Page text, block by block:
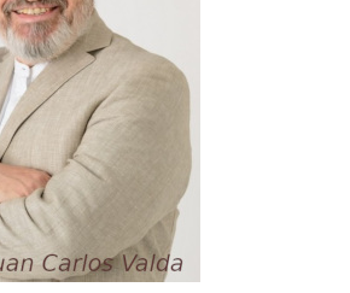
correo electrónico y web en